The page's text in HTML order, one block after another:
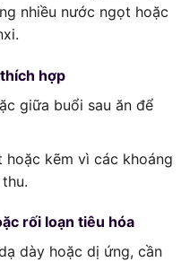
nhiều nước ngọt hoặc
hợp
giữa buổi sau ăn để
hoặc kẽm vì các khoáng
rối loạn tiêu hóa
dày hoặc dị ứng, cần